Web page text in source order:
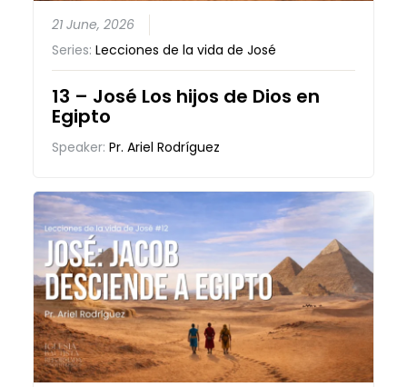
21 June, 2026
Series:Lecciones de la vida de José
13 – José Los hijos de Dios en
Egipto
Speaker:Pr. Ariel Rodríguez